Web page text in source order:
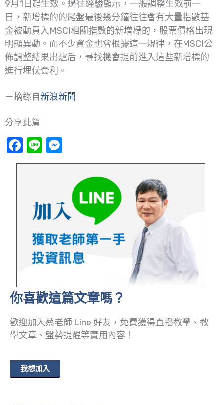
9月1日起生效。過往經驗顯示，一般調整生效前一
日，新增標的的尾盤最後幾分鐘往往會有大量指數基
金被動買入MSCI相關指數的新增標的，股票價格出現
明顯異動。而不少資金也會根據這一規律，在MSCI公
佈調整結果出爐后，尋找機會提前進入這些新增標的
進行埋伏套利。
－摘錄自新浪新聞
分享此篇
Facebook
Line
你喜歡這篇文章嗎？
歡迎加入蔡老師 Line 好友，免費獲得直播教學、教
學文章、盤勢提醒等實用內容！
我想加入